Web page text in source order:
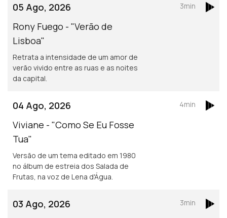
05 Ago, 2026
Rony Fuego - "Verão de
Lisboa"
Retrata a intensidade de um amor de
verão vivido entre as ruas e as noites
da capital.
3min
04 Ago, 2026
Viviane - "Como Se Eu Fosse
Tua"
Versão de um tema editado em 1980
no álbum de estreia dos Salada de
Frutas, na voz de Lena d'Água.
4min
03 Ago, 2026
3min